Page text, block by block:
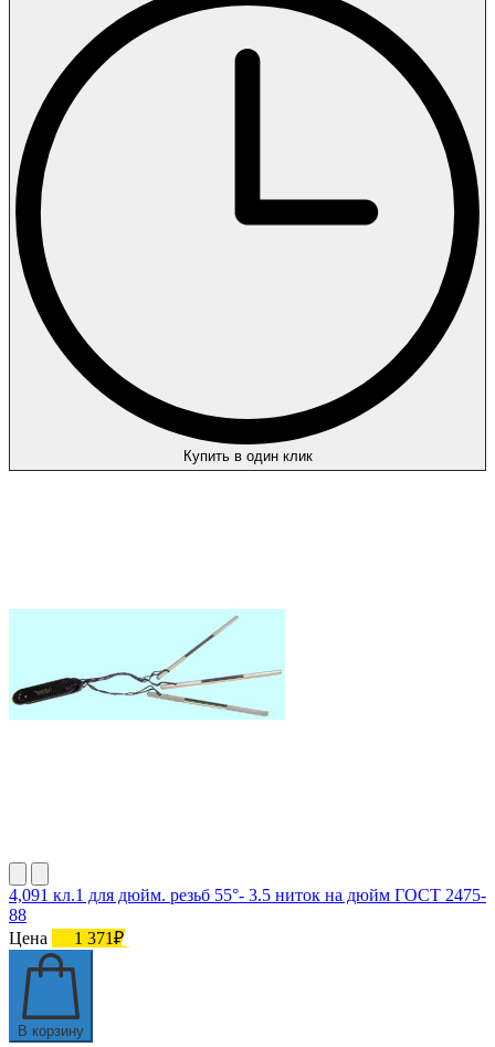
Купить в один клик
4,091 кл.1 для дюйм. резьб 55°- 3.5 ниток на дюйм ГОСТ 2475-
88
Цена
1 371₽
В корзину